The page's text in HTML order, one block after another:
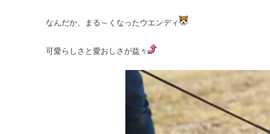
なんだか、まる～くなったウエンディ
可愛らしさと愛おしさが益々